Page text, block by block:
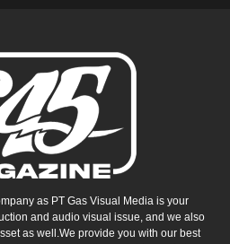
as PT Gas Visual Media is your
and audio visual issue, and we also
as well.We provide you with our best